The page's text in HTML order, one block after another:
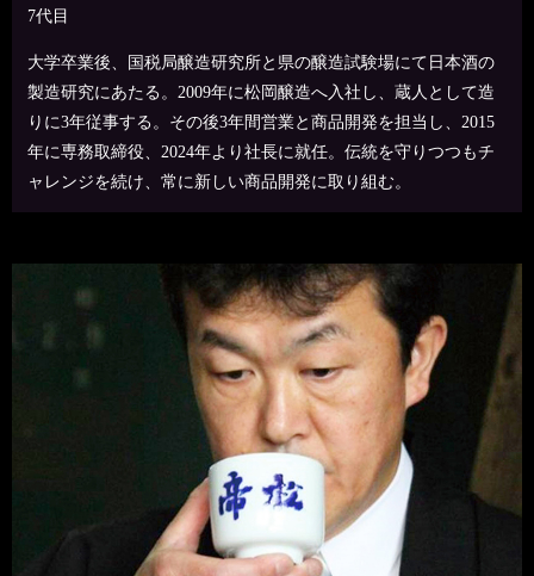
7代目
大学卒業後、国税局醸造研究所と県の醸造試験場にて日本酒の
製造研究にあたる。2009年に松岡醸造へ入社し、蔵人として造
りに3年従事する。その後3年間営業と商品開発を担当し、2015
年に専務取締役、2024年より社長に就任。伝統を守りつつもチ
ャレンジを続け、常に新しい商品開発に取り組む。